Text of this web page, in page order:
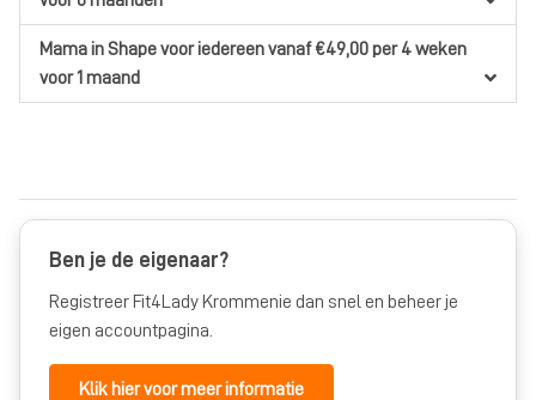
Mama in Shapevoor iedereenvanaf €49,00per 4 weken
voor 1 maand
Ben je de eigenaar?
Registreer Fit4Lady Krommenie dan snel en beheer je
eigen accountpagina.
Klik hier voor meer informatie